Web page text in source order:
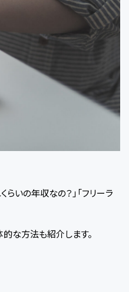
いの年収なの？」「フリーラ
な方法も紹介します。